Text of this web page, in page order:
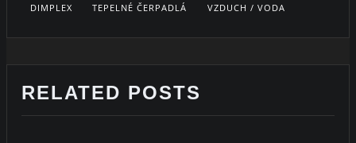
DIMPLEX TEPELNÉ ČERPADLÁ VZDUCH / VODA
RELATED POSTS